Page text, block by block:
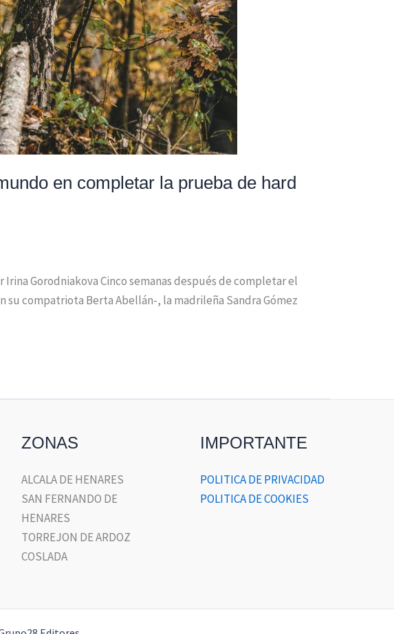
en completar la prueba de hard
Gorodniakova Cinco semanas después de completar el
compatriota Berta Abellán-, la madrileña Sandra Gómez
ZONAS
ALCALA DE HENARES
SAN FERNANDO DE
HENARES
TORREJON DE ARDOZ
COSLADA
IMPORTANTE
POLITICA DE PRIVACIDAD
POLITICA DE COOKIES